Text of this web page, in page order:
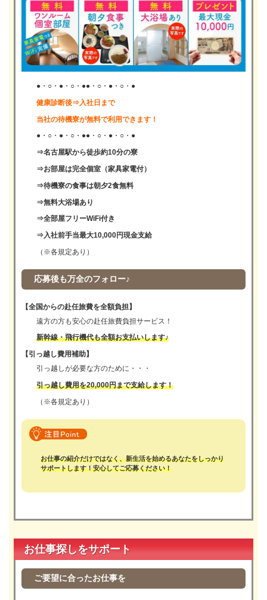
●・○・●・○・●●・○・●・○・●
健康診断後⇒入社日まで
当社の待機寮が無料で利用できます！
●・○・●・○・●●・○・●・○・●
⇒名古屋駅から徒歩約10分の寮
⇒お部屋は完全個室（家具家電付）
⇒待機寮の食事は朝夕2食無料
⇒無料大浴場あり
⇒全部屋フリーWiFi付き
⇒入社前手当最大10,000円現金支給
（※各規定あり）
応募後も万全のフォロー♪
【全国からの赴任旅費を全額負担】
遠方の方も安心の赴任旅費負担サービス！
新幹線・飛行機代も全額お支払いします♪
【引っ越し費用補助】
引っ越しが必要な方のために・・・
引っ越し費用を20,000円まで支給します！
（※各規定あり）
お仕事の紹介だけではなく、新生活を始めるあなたをしっかり
サポートします！安心してご応募ください！
お仕事探しをサポート
ご要望に合ったお仕事を